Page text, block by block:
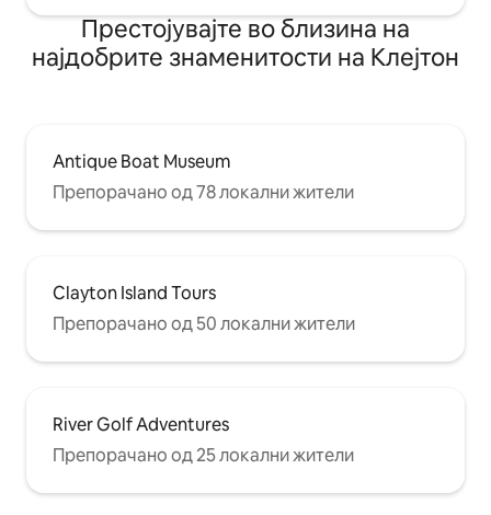
Престојувајте во близина на
најдобрите знаменитости на Клејтон
Antique Boat Museum
Препорачано од 78 локални жители
Clayton Island Tours
Препорачано од 50 локални жители
River Golf Adventures
Препорачано од 25 локални жители